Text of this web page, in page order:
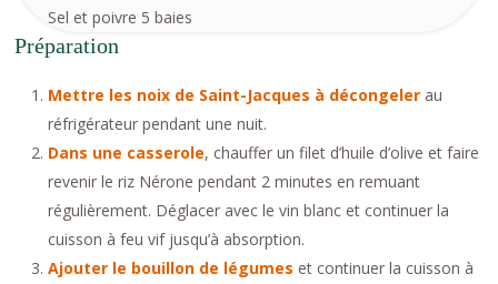
Sel et poivre 5 baies
Préparation
Mettre les noix de Saint-Jacques à décongeler au
réfrigérateur pendant une nuit.
Dans une casserole, chauffer un filet d’huile d’olive et faire
revenir le riz Nérone pendant 2 minutes en remuant
régulièrement. Déglacer avec le vin blanc et continuer la
cuisson à feu vif jusqu’à absorption.
Ajouter le bouillon de légumes et continuer la cuisson à